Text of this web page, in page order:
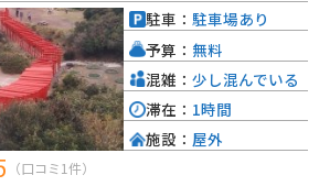
駅 阿武町では、地元産の食材を使用したソフト
があります。
（口コミ1件）
駐車： 駐車場あり
予算： 無料
混雑： 少し混んでいる
滞在： 1時間
施設： 屋外